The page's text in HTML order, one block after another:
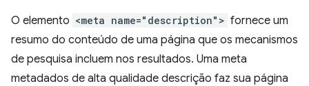
O elemento <meta name="description"> fornece um
resumo do conteúdo de uma página que os mecanismos
de pesquisa incluem nos resultados. Uma meta
metadados de alta qualidade descrição faz sua página